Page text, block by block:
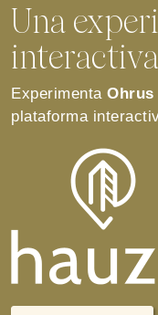
Una
interactiva
Experimenta Ohrus
plataforma